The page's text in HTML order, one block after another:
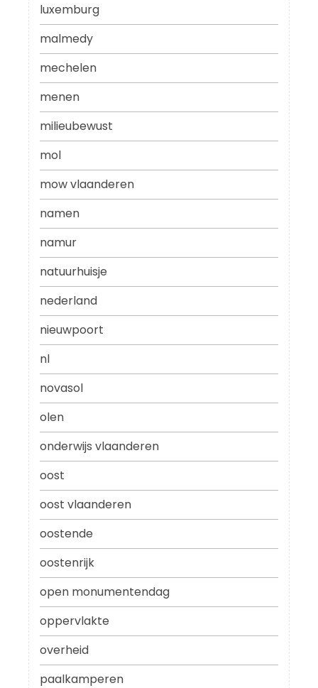
luxemburg
malmedy
mechelen
menen
milieubewust
mol
mow vlaanderen
namen
namur
natuurhuisje
nederland
nieuwpoort
nl
novasol
olen
onderwijs vlaanderen
oost
oost vlaanderen
oostende
oostenrijk
open monumentendag
oppervlakte
overheid
paalkamperen